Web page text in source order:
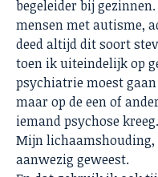
begeleider bij
mensen met autisme,
deed altijd dit soort
toen ik uiteindelijk op
psychiatrie moest
maar op de een of
iemand psychose
Mijn lichaamshouding,
aanwezig geweest.